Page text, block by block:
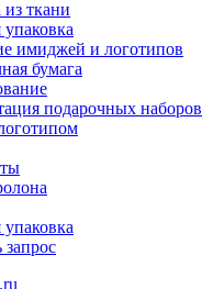
из ткани
имиджей и логотипов
бумага
подарочных наборов
запрос